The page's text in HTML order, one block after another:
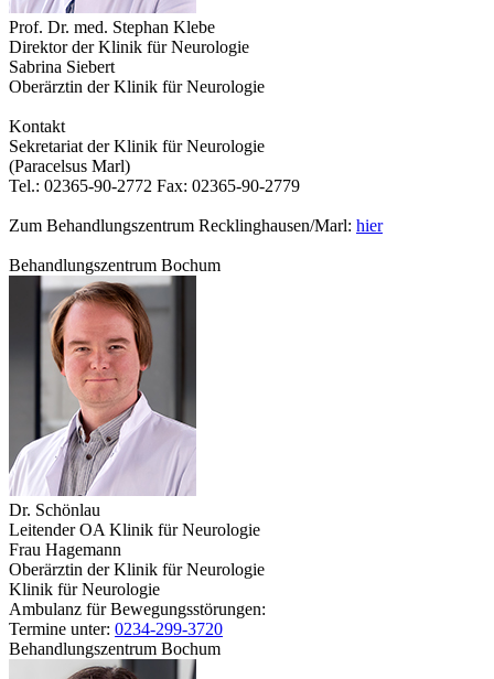
Prof. Dr. med. Stephan Klebe
Direktor der Klinik für Neurologie
Sabrina Siebert
Oberärztin der Klinik für Neurologie
Kontakt
Sekretariat der Klinik für Neurologie
(Paracelsus Marl)
Tel.: 02365-90-2772 Fax: 02365-90-2779
Zum Behandlungszentrum Recklinghausen/Marl: hier
Behandlungszentrum Bochum
Dr. Schönlau
Leitender OA Klinik für Neurologie
Frau Hagemann
Oberärztin der Klinik für Neurologie
Klinik für Neurologie
Ambulanz für Bewegungsstörungen:
Termine unter: 0234-299-3720
Behandlungszentrum Bochum